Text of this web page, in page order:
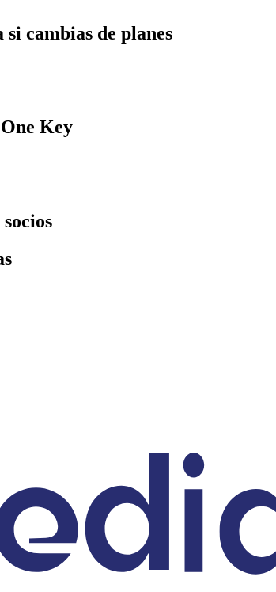
cambias de planes
Key